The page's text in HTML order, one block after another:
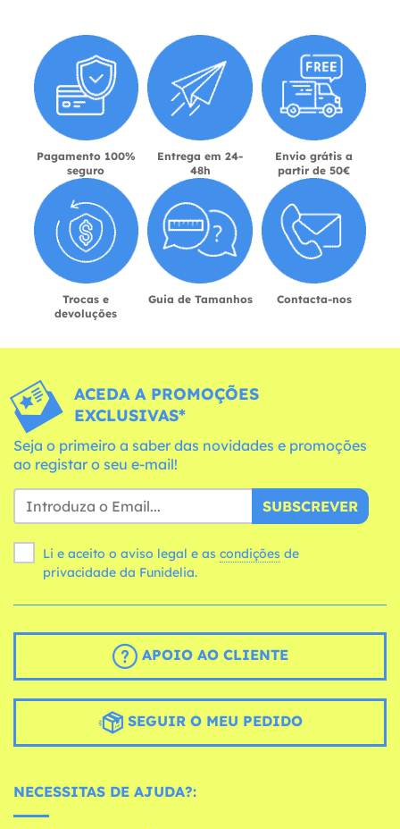
Pagamento 100%
seguro
Entrega em 24-
48h
Envio grátis a
partir de 50€
Trocas e
devoluções
Guia de Tamanhos Contacta-nos
ACEDA A PROMOÇÕES
EXCLUSIVAS*
Seja o primeiro a saber das novidades e promoções
ao registar o seu e-mail!
SUBSCREVER
Li e aceito o aviso legal e as condições
privacidade da Funidelia.
APOIO AO CLIENTE
SEGUIR O MEU PEDIDO
NECESSITAS DE AJUDA?: